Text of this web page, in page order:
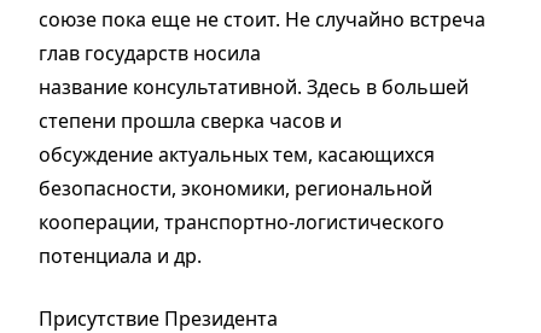
союзе пока еще не стоит. Не случайно встреча
глав государств носила
название консультативной. Здесь в большей
степени прошла сверка часов и
обсуждение актуальных тем, касающихся
безопасности, экономики, региональной
кооперации, транспортно-логистического
потенциала и др.
Присутствие Президента